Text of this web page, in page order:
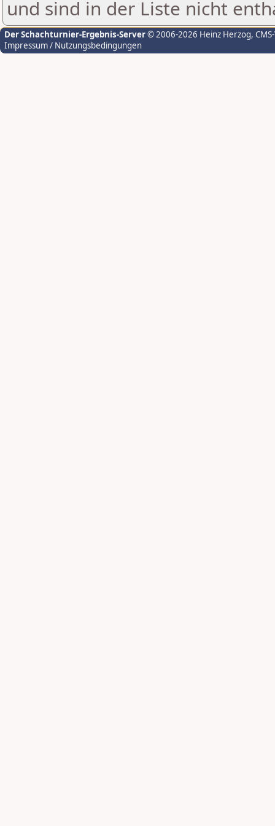
und sind in der Liste nicht
Der Schachturnier-Ergebnis-Server© 2006-2026 Heinz Herzog,
Impressum / Nutzungsbedingungen